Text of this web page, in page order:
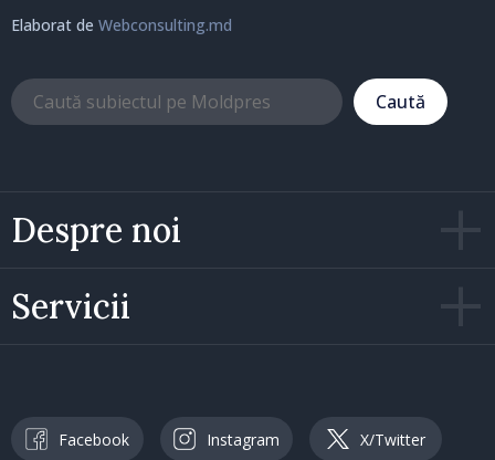
Despre noi
Servicii
Elaborat de Webconsulting.md
Caută
Facebook Instagram X/Twitter